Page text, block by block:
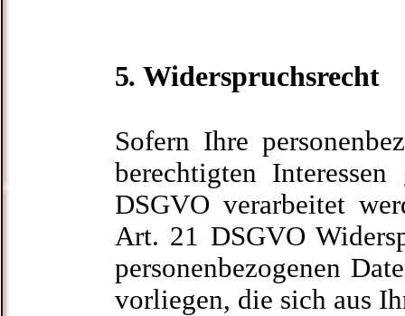
5. Widerspruchsrecht
Sofern Ihre
berechtigten
DSGVO verarbeitet
Art. 21 DSGVO
personenbezogenen
vorliegen, die sich aus